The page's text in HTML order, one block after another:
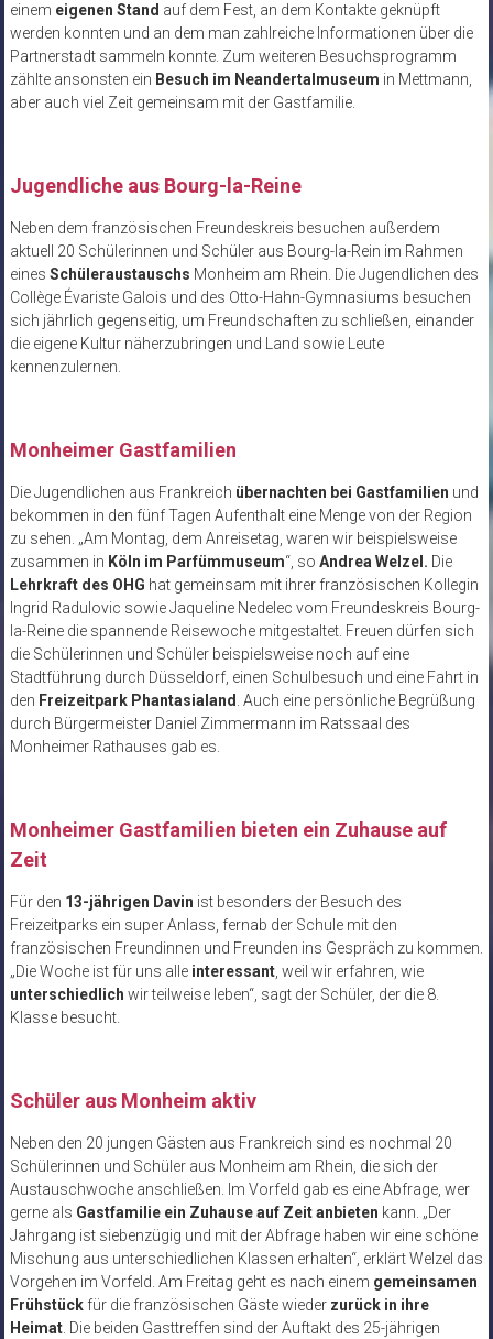
einem eigenen Stand auf dem Fest, an dem Kontakte geknüpft
werden konnten und an dem man zahlreiche Informationen über die
Partnerstadt sammeln konnte. Zum weiteren Besuchsprogramm
zählte ansonsten ein Besuch im Neandertalmuseum in Mettmann,
aber auch viel Zeit gemeinsam mit der Gastfamilie.
Jugendliche aus Bourg-la-Reine
Neben dem französischen Freundeskreis besuchen außerdem
aktuell 20 Schülerinnen und Schüler aus Bourg-la-Rein im Rahmen
eines Schüleraustauschs Monheim am Rhein. Die Jugendlichen des
Collège Évariste Galois und des Otto-Hahn-Gymnasiums besuchen
sich jährlich gegenseitig, um Freundschaften zu schließen, einander
die eigene Kultur näherzubringen und Land sowie Leute
kennenzulernen.
Monheimer Gastfamilien
Die Jugendlichen aus Frankreich übernachten bei Gastfamilien und
bekommen in den fünf Tagen Aufenthalt eine Menge von der Region
zu sehen. „Am Montag, dem Anreisetag, waren wir beispielsweise
zusammen in Köln im Parfümmuseum“, so Andrea Welzel. Die
Lehrkraft des OHG hat gemeinsam mit ihrer französischen Kollegin
Ingrid Radulovic sowie Jaqueline Nedelec vom Freundeskreis Bourg-
la-Reine die spannende Reisewoche mitgestaltet. Freuen dürfen sich
die Schülerinnen und Schüler beispielsweise noch auf eine
Stadtführung durch Düsseldorf, einen Schulbesuch und eine Fahrt in
den Freizeitpark Phantasialand. Auch eine persönliche Begrüßung
durch Bürgermeister Daniel Zimmermann im Ratssaal des
Monheimer Rathauses gab es.
Monheimer Gastfamilien bieten ein Zuhause auf
Zeit
Für den 13-jährigen Davin ist besonders der Besuch des
Freizeitparks ein super Anlass, fernab der Schule mit den
französischen Freundinnen und Freunden ins Gespräch zu kommen.
„Die Woche ist für uns alle interessant, weil wir erfahren, wie
unterschiedlich wir teilweise leben“, sagt der Schüler, der die 8.
Klasse besucht.
Schüler aus Monheim aktiv
Neben den 20 jungen Gästen aus Frankreich sind es nochmal 20
Schülerinnen und Schüler aus Monheim am Rhein, die sich der
Austauschwoche anschließen. Im Vorfeld gab es eine Abfrage, wer
gerne als Gastfamilie ein Zuhause auf Zeit anbieten kann. „Der
Jahrgang ist siebenzügig und mit der Abfrage haben wir eine schöne
Mischung aus unterschiedlichen Klassen erhalten“, erklärt Welzel das
Vorgehen im Vorfeld. Am Freitag geht es nach einem gemeinsamen
Frühstückfür die französischen Gäste wieder zurück in ihre
Heimat. Die beiden Gasttreffen sind der Auftakt des 25-jährigen